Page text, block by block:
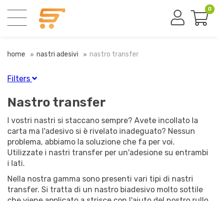
0
home nastri adesivi nastro transfer
Filters
Finitura
Trasparente(14)
Autoadesiva
Nastro transfer
I vostri nastri si staccano sempre? Avete incollato la
carta ma l'adesivo si è rivelato inadeguato? Nessun
problema, abbiamo la soluzione che fa per voi.
Utilizzate i nastri transfer per un'adesione su entrambi
i lati.
Nella nostra gamma sono presenti vari tipi di nastri
transfer. Si tratta di un nastro biadesivo molto sottile